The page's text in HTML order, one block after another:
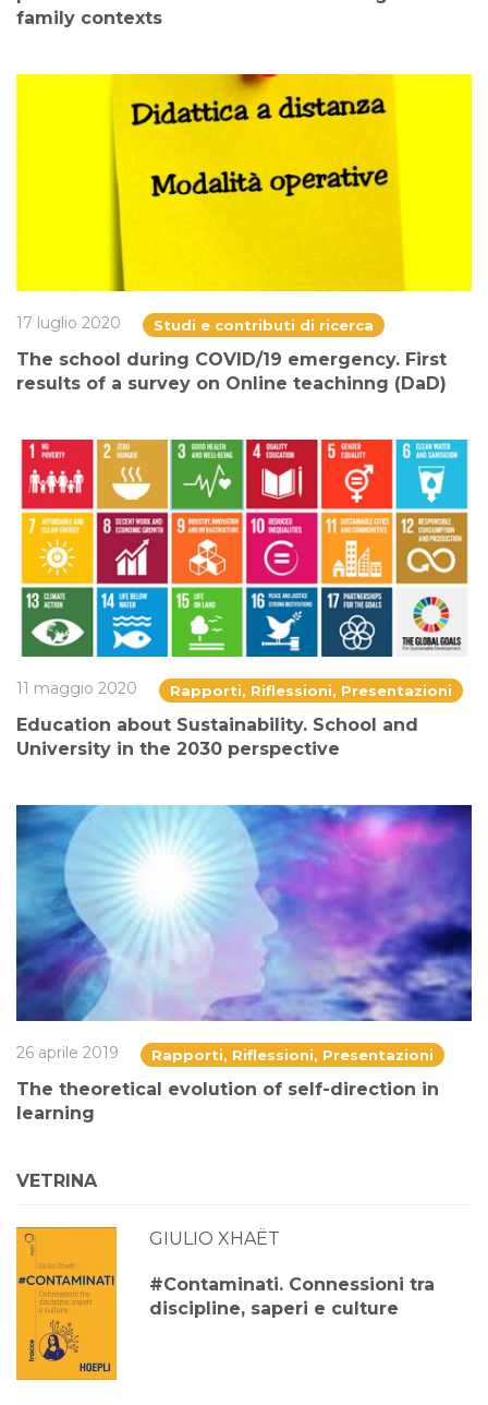
family contexts
17 luglio 2020 Studi e contributi di ricerca
The school during COVID/19 emergency. First
results of a survey on Online teachinng (DaD)
11 maggio 2020 Rapporti, Riflessioni, Presentazioni
Education about Sustainability. School and
University in the 2030 perspective
26 aprile 2019 Rapporti, Riflessioni, Presentazioni
The theoretical evolution of self-direction in
learning
VETRINA
GIULIO XHAËT
#Contaminati. Connessioni tra
discipline, saperi e culture